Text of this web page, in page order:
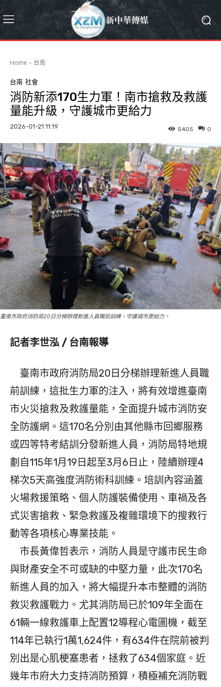
Home 台南
台南 社會
消防新添170生力軍！南市搶救及救護
量能升級，守護城市更給力
2026-01-21 11:19 0
5405
臺南市政府消防局20日分梯辦理新進人員職前訓練，守護城市更給力。
記者李世泓 / 台南報導
臺南市政府消防局20日分梯辦理新進人員職
前訓練，這批生力軍的注入，將有效增進臺南
市火災搶救及救護量能，全面提升城市消防安
全防護網。這170名分別由其他縣市回鄉服務
或四等特考結訓分發新進人員，消防局特地規
劃自115年1月19日起至3月6日止，陸續辦理4
梯次5天高強度消防術科訓練。培訓內容涵蓋
火場救援策略、個人防護裝備使用、車禍及各
式災害搶救、緊急救護及複雜環境下的搜救行
動等各項核心專業技能。
市長黃偉哲表示，消防人員是守護市民生命
與財產安全不可或缺的中堅力量，此次170名
新進人員的加入，將大幅提升本市整體的消防
救災救護戰力。尤其消防局已於109年全面在
61輛一線救護車上配置12導程心電圖機，截至
114年已執行1萬1,624件，有634件在院前被判
別出是心肌梗塞患者，拯救了634個家庭。近
幾年市府大力支持消防預算，積極補充消防戰